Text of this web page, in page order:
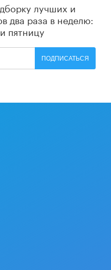
лучших и
два раза в неделю:
пятницу
ПОДПИСАТЬСЯ